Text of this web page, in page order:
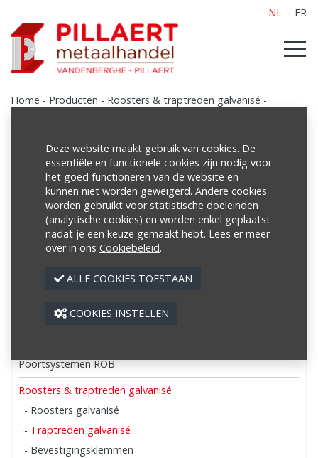
NL FR
Home - Producten - Roosters & traptreden galvanisé -
Producten
Poutrellen/Balken
Buizen
Profielen
Poortsystemen ROB
Roosters & traptreden galvanisé
- Roosters galvanisé
- Traptreden galvanisé
- Bevestigingsklemmen
Deze website maakt gebruik van cookies. De
essentiële en functionele cookies zijn nodig voor
het goed functioneren van de website en
kunnen niet worden geweigerd. Andere cookies
worden gebruikt voor statistische doeleinden
(analytische cookies) en worden enkel geplaatst
nadat je een keuze gemaakt hebt. Lees er meer
over in ons Cookiebeleid.
ALLE COOKIES TOESTAAN
COOKIES INSTELLEN